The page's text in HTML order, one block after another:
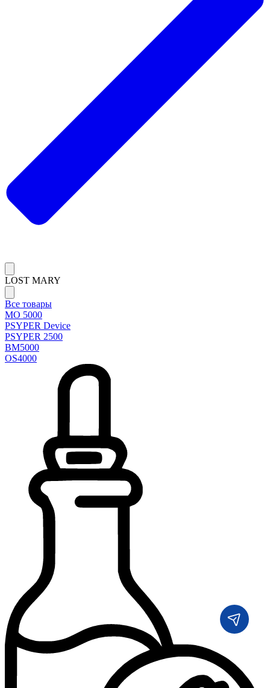
LOST MARY
Все товары
MO 5000
PSYPER Device
PSYPER 2500
BM5000
OS4000